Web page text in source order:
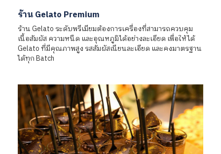
ร้าน Gelato Premium
ร้าน Gelato ระดับพรีเมียมต้องการเครื่องที่สามารถควบคุม
เนื้อสัมผัส ความหนืด และอุณหภูมิได้อย่างละเอียด เพื่อให้ได้
Gelato ที่มีคุณภาพสูง รสสัมผัสเนียนละเอียด และคงมาตรฐาน
ได้ทุก Batch